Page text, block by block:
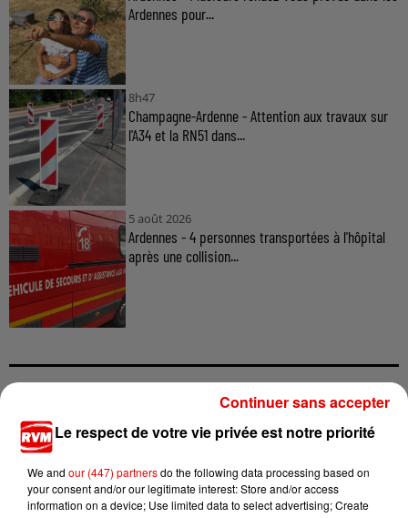
Ardennes pour...
8h47
Champagne-Ardenne - Attention aux travaux sur
l'A34 et la RN51 dans...
5 août 2026
Ardennes - 4 personnes transportées à l'hôpital
après une collision...
TITRES DIFFUSÉS
19h36
19h36 19h33
19h33 19h29
19h29
Le respect de votre vie privée est notre priorité
We and our (447) partnersdo the following data processing based on
your consent and/or our legitimate interest: Store and/or access
information on a device; Use limited data to select advertising; Create
Continuer sans accepter